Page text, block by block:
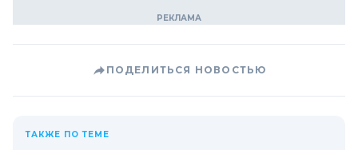
ПОДЕЛИТЬСЯ НОВОСТЬЮ
ТАКЖЕ ПО ТЕМЕ